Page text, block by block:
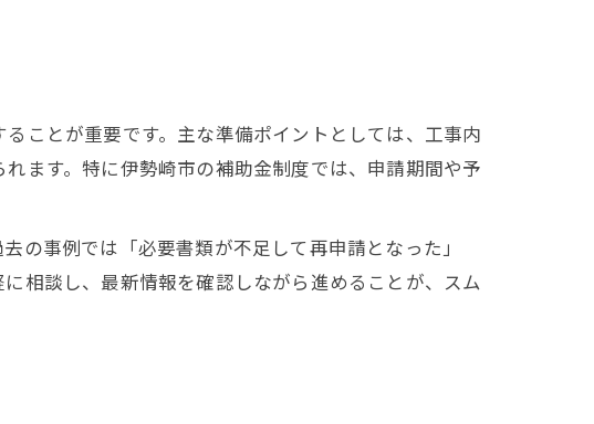
用法
つき
ム術
ことが重要です。主な準備ポイントとしては、工事内
ます。特に伊勢崎市の補助金制度では、申請期間や予
の事例では「必要書類が不足して再申請となった」
相談し、最新情報を確認しながら進めることが、スム